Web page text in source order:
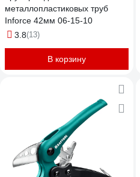
металлопластиковых труб
Inforce 42мм 06-15-10
3.8(13)
В корзину